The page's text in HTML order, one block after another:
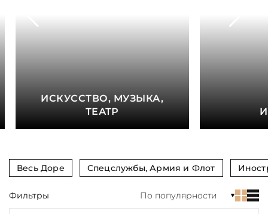
ИСКУССТВО, МУЗЫКА,
ТЕАТР
Весь Доре Спецслужбы, Армия и Флот
Обрез
Цвет
Фильтры По популярности